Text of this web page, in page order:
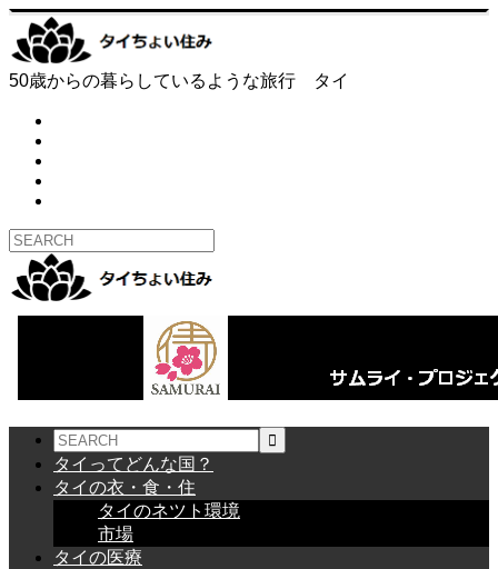
50歳からの暮らしているような旅行 タイ
タイってどんな国？
タイの衣・食・住
タイのネツト環境
市場
タイの医療